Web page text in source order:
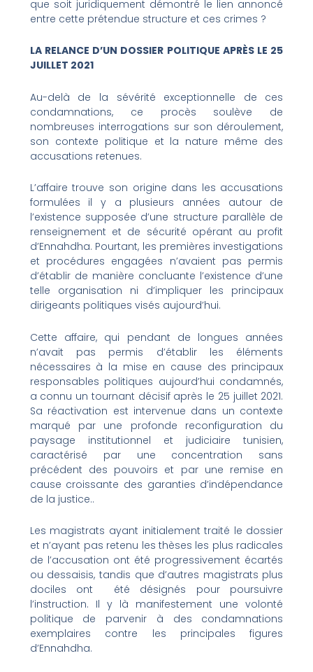
que soit juridiquement démontré le lien annoncé
entre cette prétendue structure et ces crimes ?
LA RELANCE D’UN DOSSIER POLITIQUE APRÈS LE 25
JUILLET 2021
Au-delà de la sévérité exceptionnelle de ces
condamnations, ce procès soulève de
nombreuses interrogations sur son déroulement,
son contexte politique et la nature même des
accusations retenues.
L’affaire trouve son origine dans les accusations
formulées il y a plusieurs années autour de
l’existence supposée d’une structure parallèle de
renseignement et de sécurité opérant au profit
d’Ennahdha. Pourtant, les premières investigations
et procédures engagées n’avaient pas permis
d’établir de manière concluante l’existence d’une
telle organisation ni d’impliquer les principaux
dirigeants politiques visés aujourd’hui.
Cette affaire, qui pendant de longues années
n’avait pas permis d’établir les éléments
nécessaires à la mise en cause des principaux
responsables politiques aujourd’hui condamnés,
a connu un tournant décisif après le 25 juillet 2021.
Sa réactivation est intervenue dans un contexte
marqué par une profonde reconfiguration du
paysage institutionnel et judiciaire tunisien,
caractérisé par une concentration sans
précédent des pouvoirs et par une remise en
cause croissante des garanties d’indépendance
de la justice..
Les magistrats ayant initialement traité le dossier
et n’ayant pas retenu les thèses les plus radicales
de l’accusation ont été progressivement écartés
ou dessaisis, tandis que d’autres magistrats plus
dociles ont été désignés pour poursuivre
l’instruction. Il y là manifestement une volonté
politique de parvenir à des condamnations
exemplaires contre les principales figures
d’Ennahdha.